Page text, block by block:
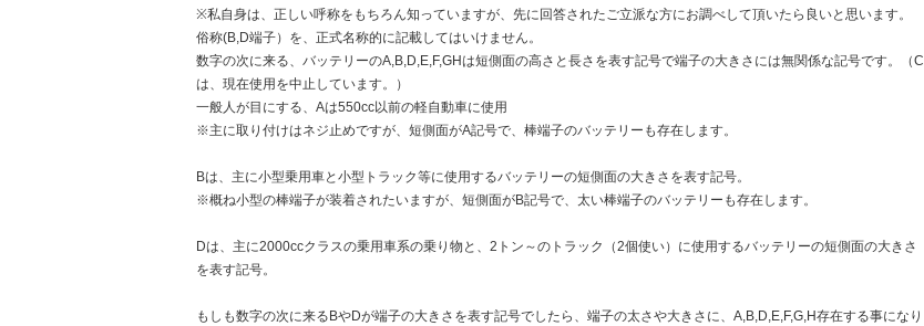
※私自身は、正しい呼称をもちろん知っていますが、先に回答されたご立派な方にお調べして頂いたら良いと思います。
俗称(B,D端子）を、正式名称的に記載してはいけません。
数字の次に来る、バッテリーのA,B,D,E,F,GHは短側面の高さと長さを表す記号で端子の大きさには無関係な記号です。（C
は、現在使用を中止しています。）
一般人が目にする、Aは550cc以前の軽自動車に使用
※主に取り付けはネジ止めですが、短側面がA記号で、棒端子のバッテリーも存在します。
Bは、主に小型乗用車と小型トラック等に使用するバッテリーの短側面の大きさを表す記号。
※概ね小型の棒端子が装着されたいますが、短側面がB記号で、太い棒端子のバッテリーも存在します。
Dは、主に2000ccクラスの乗用車系の乗り物と、2トン～のトラック（2個使い）に使用するバッテリーの短側面の大きさ
を表す記号。
もしも数字の次に来るBやDが端子の大きさを表す記号でしたら、端子の太さや大きさに、A,B,D,E,F,G,H存在する事になり